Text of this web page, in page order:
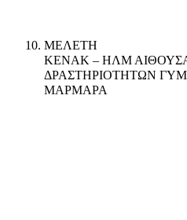
10. ΜΕΛΕΤΗ
ΚΕΝΑΚ – ΗΛΜ
ΔΡΑΣΤΗΡΙΟΤΗΤΩΝ
ΜΑΡΜΑΡΑ